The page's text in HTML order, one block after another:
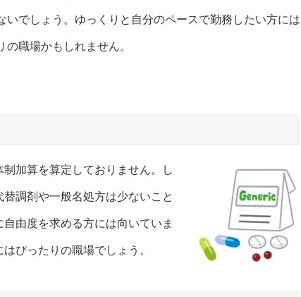
いでしょう。ゆっくりと自分のペースで勤務したい方には
の職場かもしれません。
加算を算定しておりません。し
調剤や一般名処方は少ないこと
由度を求める方には向いていま
ぴったりの職場でしょう。